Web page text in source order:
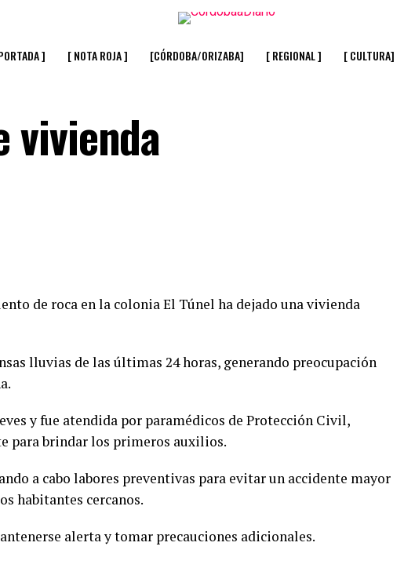
] [ NOTA ROJA ] [CÓRDOBA/ORIZABA] [ REGIONAL ] [ CULTURA]
vivienda
de roca en la colonia El Túnel ha dejado una vivienda
lluvias de las últimas 24 horas, generando preocupación
y fue atendida por paramédicos de Protección Civil,
para brindar los primeros auxilios.
a cabo labores preventivas para evitar un accidente mayor
habitantes cercanos.
alerta y tomar precauciones adicionales.